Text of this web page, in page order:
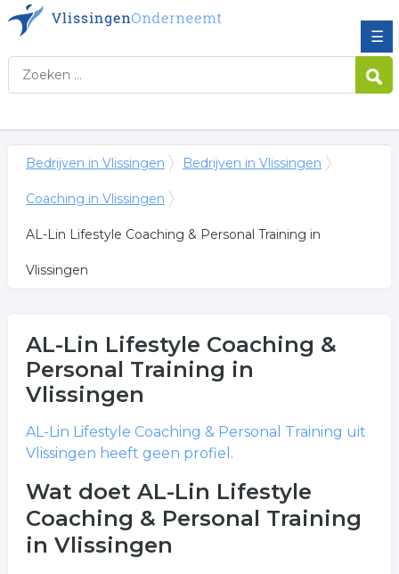
☰
Bedrijven in Vlissingen Bedrijven in Vlissingen
Coaching in Vlissingen
AL-Lin Lifestyle Coaching & Personal Training in
Vlissingen
AL-Lin Lifestyle Coaching &
Personal Training in
Vlissingen
AL-Lin Lifestyle Coaching & Personal Training uit
Vlissingen heeft geen profiel.
Wat doet AL-Lin Lifestyle
Coaching & Personal Training
in Vlissingen